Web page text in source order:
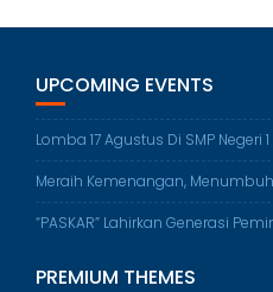
UPCOMING EVENTS
Lomba 17 Agustus Di SMP Negeri
Meraih Kemenangan,
“PASKAR” Lahirkan Generasi
PREMIUM THEMES